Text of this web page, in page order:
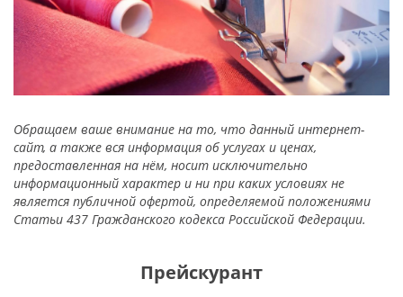
Обращаем ваше внимание на то, что данный интернет-
сайт, а также вся информация об услугах и ценах,
предоставленная на нём, носит исключительно
информационный характер и ни при каких условиях не
является публичной офертой, определяемой положениями
Статьи 437 Гражданского кодекса Российской Федерации.
Прейскурант